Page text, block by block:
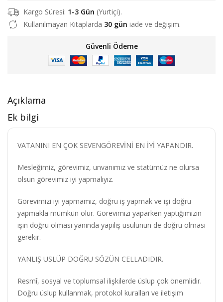
Kargo Süresi: 1-3 Gün (Yurtiçi).
Kullanılmayan Kitaplarda 30 gün iade ve değişim.
Güvenli Ödeme
Açıklama
Ek bilgi
VATANINI EN ÇOK SEVENGÖREVİNİ EN İYİ YAPANDIR.
Mesleğimiz, görevimiz, unvanımız ve statümüz ne olursa
olsun görevimiz iyi yapmalıyız.
Görevimizi iyi yapmamız, doğru iş yapmak ve işi doğru
yapmakla mümkün olur. Görevimizi yaparken yaptığımızın
işin doğru olması yanında yapılış usulünün de doğru olması
gerekir.
YANLIŞ USLÜP DOĞRU SÖZÜN CELLADIDIR.
Resmî, sosyal ve toplumsal ilişkilerde üslup çok önemlidir.
Doğru üslup kullanmak, protokol kuralları ve iletişim